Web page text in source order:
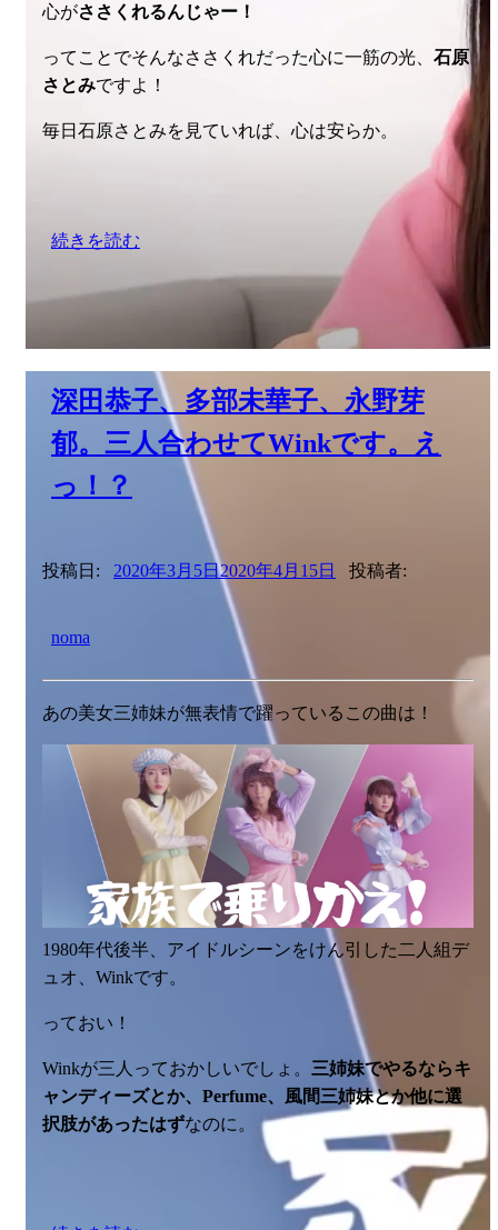
心がささくれるんじゃー！
ってことでそんなささくれだった心に一筋の光、 石原
さとみですよ！
毎日石原さとみを見ていれば、心は安らか。
続きを読む
深田恭子、多部未華子、永野芽
郁。三人合わせてWinkです。え
っ！？
投稿日: 2020年3月5日2020年4月15日 投稿者:
noma
あの美女三姉妹が無表情で躍っているこの曲は！
1980年代後半、アイドルシーンをけん引した二人組デ
ュオ、Winkです。
っておい！
Winkが三人っておかしいでしょ。 三姉妹でやるならキ
ャンディーズとか、Perfume、風間三姉妹とか他に選
択肢があったはずなのに。